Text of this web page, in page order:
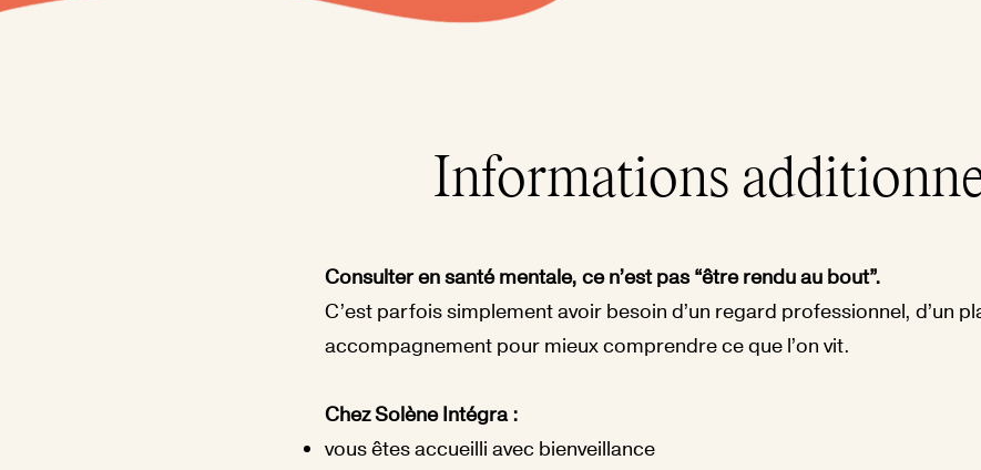
Informations
Consulter en santé mentale, ce n’est pas “être rendu au bout”.
C’est parfois simplement avoir besoin d’un regard professionnel, d’un
accompagnement pour mieux comprendre ce que l’on vit.
Chez Solène Intégra :
vous êtes accueilli avec bienveillance